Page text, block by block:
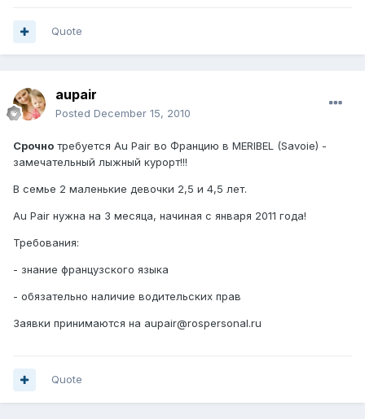
Quote
aupair
Posted December 15, 2010
Срочно требуется Au Pair во Францию в MERIBEL (Savoie) -
замечательный лыжный курорт!!!
В семье 2 маленькие девочки 2,5 и 4,5 лет.
Au Pair нужна на 3 месяца, начиная с января 2011 года!
Требования:
- знание французского языка
- обязательно наличие водительских прав
Заявки принимаются на aupair@rospersonal.ru
Quote